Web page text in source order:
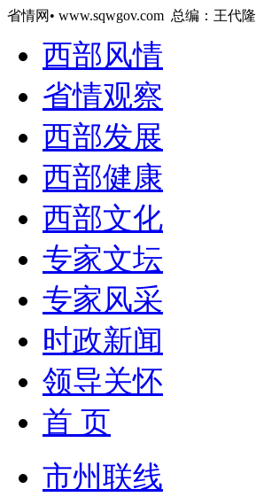
省情网• www.sqwgov.com 总编：王代隆
西部风情
省情观察
西部发展
西部健康
西部文化
专家文坛
专家风采
时政新闻
领导关怀
首 页
市州联线